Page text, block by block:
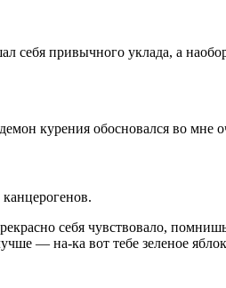
себя привычного уклада, а
курения обосновался во мне
себя чувствовало,
— на-ка вот тебе зеленое